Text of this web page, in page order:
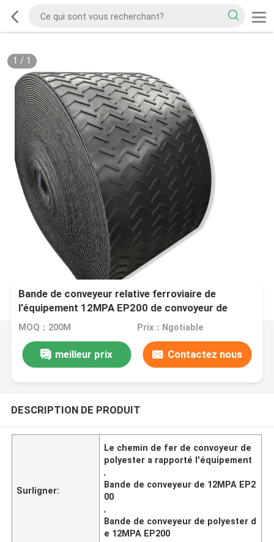
1 / 1
Bande de conveyeur relative ferroviaire de
l'équipement 12MPA EP200 de convoyeur de
polyester
MOQ：200M Prix：Ngotiable
meilleur prix Contactez nous
DESCRIPTION DE PRODUIT
Surligner:
Le chemin de fer de convoyeur de
polyester a rapporté l'équipement
,
Bande de conveyeur de 12MPA EP2
00
,
Bande de conveyeur de polyester d
e 12MPA EP200